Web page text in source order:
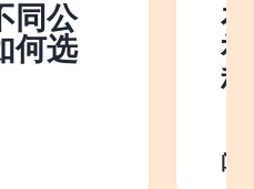
同公
何选
程
阅